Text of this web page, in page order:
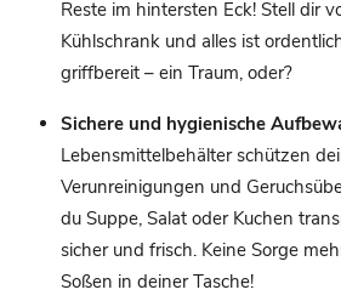
Reste im hintersten Eck! Stell dir
Kühlschrank und alles ist
griffbereit – ein Traum, oder?
Sichere und hygienische
Lebensmittelbehälter schützen
Verunreinigungen und
du Suppe, Salat oder Kuchen
sicher und frisch. Keine Sorge
Soßen in deiner Tasche!